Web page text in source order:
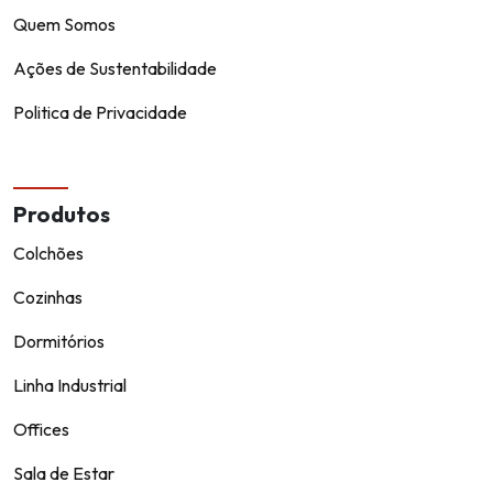
Quem Somos
Ações de Sustentabilidade
Politica de Privacidade
Produtos
Colchões
Cozinhas
Dormitórios
Linha Industrial
Offices
Sala de Estar